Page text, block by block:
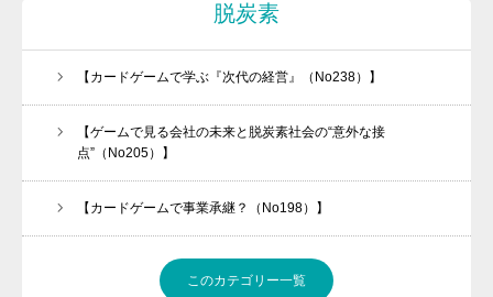
脱炭素
【カードゲームで学ぶ『次代の経営』（No238）】
【ゲームで見る会社の未来と脱炭素社会の“意外な接
点”（No205）】
【カードゲームで事業承継？（No198）】
このカテゴリー一覧